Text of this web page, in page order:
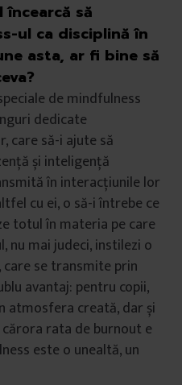
încearcă să
ul ca disciplină în
asta, ar fi bine să
de mindfulness
dedicate
care să-i ajute să
și inteligență
în interacțiunile lor
cu ei, o să-i întrebe ce
totul în materia pe care
nu mai judeci, instilezi o
se transmite prin
avantaj: pentru copii,
atmosfera creată, dar și
rata de burnout e
este o unealtă, un